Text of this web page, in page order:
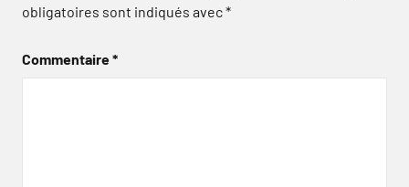
obligatoires sont indiqués avec*
Commentaire*